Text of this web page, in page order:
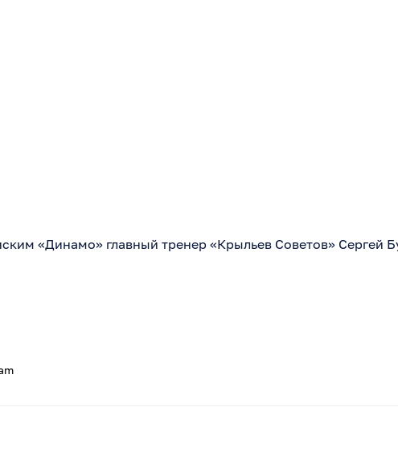
«Динамо» главный тренер «Крыльев Советов» Сергей